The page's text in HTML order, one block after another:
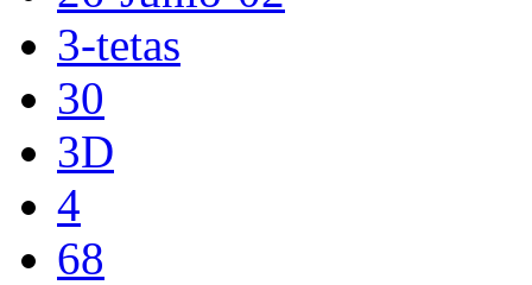
3-tetas
30
3D
4
68